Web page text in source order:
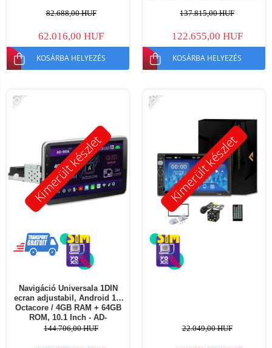
82.688,00 HUF
62.016,00 HUF
KOSÁRBA HELYEZÉS
Inch - AD-BGA10004+AD-
137.815,00 HUF
122.655,00 HUF
KOSÁRBA HELYEZÉS
Kimerült készlet
-15%
Navigáció Universala 1DIN
ecran adjustabil, Android 13,
Octacore / 4GB RAM + 64GB
ROM, 10.1 Inch - AD-
BGA1001DIN
144.706,00 HUF
Kimerült készlet
-53%
22.049,00 HUF